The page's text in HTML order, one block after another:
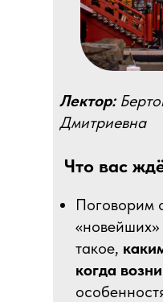
Поговорим
«новейших»
такое,
когда
Что вас
Лектор:
Дмитриевна